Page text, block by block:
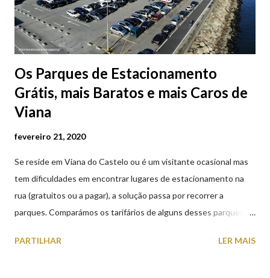
Os Parques de Estacionamento
Grátis, mais Baratos e mais Caros de
Viana
fevereiro 21, 2020
Se reside em Viana do Castelo ou é um visitante ocasional mas
tem dificuldades em encontrar lugares de estacionamento na
rua (gratuitos ou a pagar), a solução passa por recorrer a
parques. Comparámos os tarifários de alguns desses parques de
subterrâneos) perto do centro da cidade (entenda-se por
PARTILHAR LER MAIS